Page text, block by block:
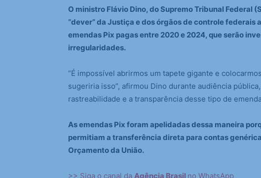
O ministro Flávio Dino, do Supremo Tribunal Federal
“dever” da Justiça e dos órgãos de controle
emendas Pix pagas entre 2020 e 2024, que serão
irregularidades.
“É impossível abrirmos um tapete gigante e
sugeriria isso”, afirmou Dino durante audiência
rastreabilidade e a transparência desse tipo de
As emendas Pix foram apelidadas dessa maneira
permitiam a transferência direta para contas
Orçamento da União.
>> Siga o canal da Agência Brasil no WhatsApp